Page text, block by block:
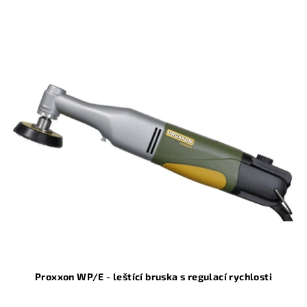
Proxxon WP/E - leštící bruska s regulací rychlosti